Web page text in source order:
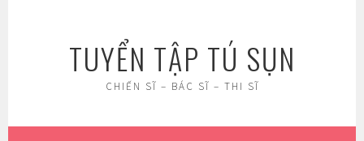
TUYỂN TẬP TÚ SỤN
CHIẾN SĨ – BÁC SĨ – THI SĨ